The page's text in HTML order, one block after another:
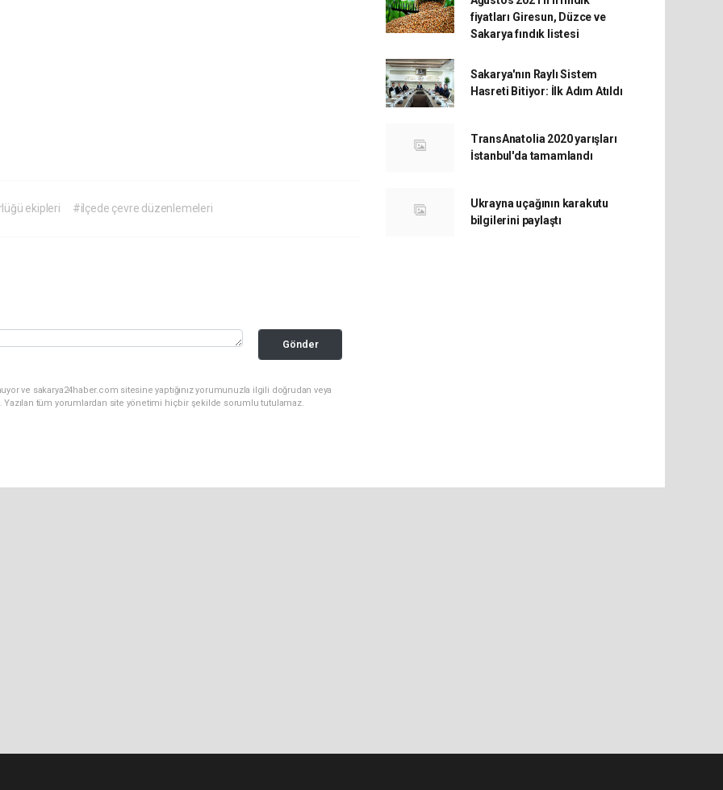
ekipleri #ilçede çevre düzenlemeleri
Gönder
ve sakarya24haber.com sitesine yaptığınız yorumunuzla ilgili doğrudan veya
Yazılan tüm yorumlardan site yönetimi hiçbir şekilde sorumlu tutulamaz.
fiyatları Giresun, Düzce ve
Sakarya fındık listesi
Sakarya'nın Raylı Sistem
Hasreti Bitiyor: İlk Adım Atıldı
TransAnatolia 2020 yarışları
İstanbul'da tamamlandı
Ukrayna uçağının karakutu
bilgilerini paylaştı